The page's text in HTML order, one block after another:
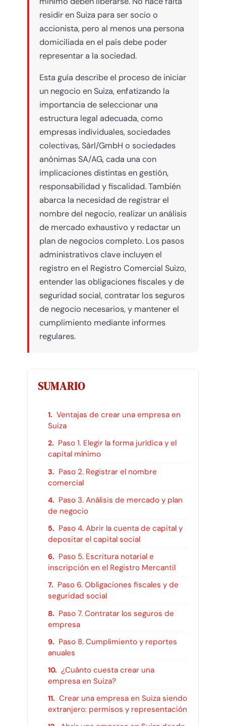
residir en Suiza para ser socio o
accionista, pero al menos una persona
domiciliada en el país debe poder
representar a la sociedad.
Esta guía describe el proceso de iniciar
un negocio en Suiza, enfatizando la
importancia de seleccionar una
estructura legal adecuada, como
empresas individuales, sociedades
colectivas, Sàrl/GmbH o sociedades
anónimas SA/AG, cada una con
implicaciones distintas en gestión,
responsabilidad y fiscalidad. También
abarca la necesidad de registrar el
nombre del negocio, realizar un análisis
de mercado exhaustivo y redactar un
plan de negocios completo. Los pasos
administrativos clave incluyen el
registro en el Registro Comercial Suizo,
entender las obligaciones fiscales y de
seguridad social, contratar los seguros
de negocio necesarios, y mantener el
cumplimiento mediante informes
regulares.
SUMARIO
Ventajas de crear una empresa en
Suiza
Paso 1. Elegir la forma jurídica y el
capital mínimo
Paso 2. Registrar el nombre
comercial
Paso 3. Análisis de mercado y plan
de negocio
Paso 4. Abrir la cuenta de capital y
depositar el capital social
Paso 5. Escritura notarial e
inscripción en el Registro Mercantil
Paso 6. Obligaciones fiscales y de
seguridad social
Paso 7. Contratar los seguros de
empresa
Paso 8. Cumplimiento y reportes
anuales
¿Cuánto cuesta crear una
empresa en Suiza?
Crear una empresa en Suiza siendo
extranjero: permisos y representación